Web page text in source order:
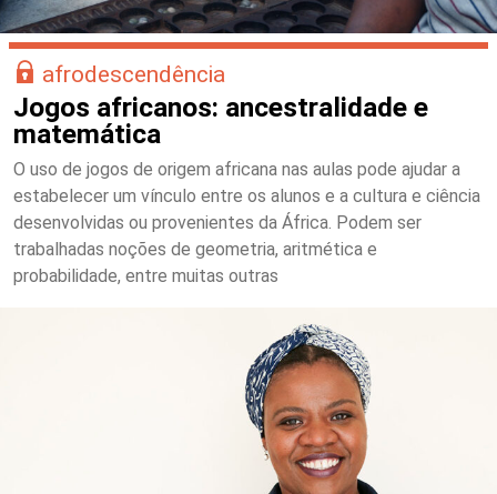
afrodescendência
Jogos africanos: ancestralidade e
matemática
O uso de jogos de origem africana nas aulas pode ajudar a
estabelecer um vínculo entre os alunos e a cultura e ciência
desenvolvidas ou provenientes da África. Podem ser
trabalhadas noções de geometria, aritmética e
probabilidade, entre muitas outras